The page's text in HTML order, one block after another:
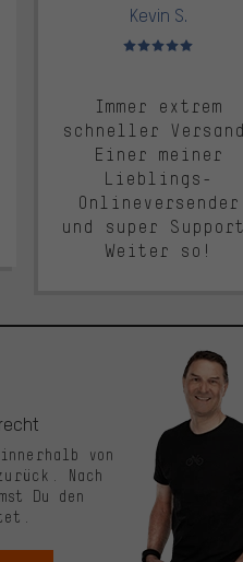
Kevin S.
Bewertungen: 5 von 5
Immer extrem
schneller
Einer meiner
Lieblings-
Onlineversender
und super
Weiter so!
von
Nach
Du den